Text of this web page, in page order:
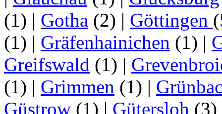
(1) | Gotha (2) | Göttingen
(1) | Gräfenhainichen (1) |
Greifswald (1) |
(1) | Grimmen (1) |
Güstrow (1) | Gütersloh (3)